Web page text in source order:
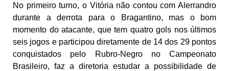
No primeiro turno, o Vitória não contou com Alerrandro
durante a derrota para o Bragantino, mas o bom
momento do atacante, que tem quatro gols nos últimos
seis jogos e participou diretamente de 14 dos 29 pontos
conquistados pelo Rubro-Negro no Campeonato
Brasileiro, faz a diretoria estudar a possibilidade de